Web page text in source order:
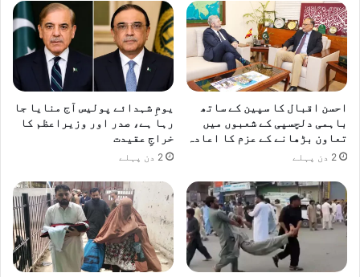
احسن اقبال کا سپین کے ساتھ
باہمی دلچسپی کے شعبوں میں
تعاون بڑھانے کے عزم کا اعادہ
2 دن پہلے
یومِ شہدائے پولیس آج منایا جا
رہا ہے، صدر اور وزیراعظم کا
خراجِ عقیدت
2 دن پہلے